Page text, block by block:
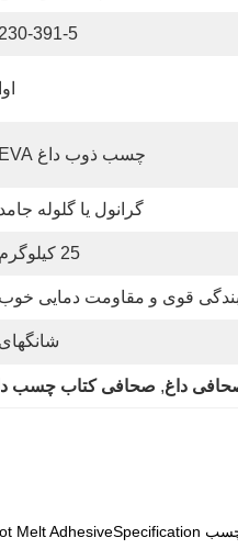
230-391-5
اوا
چسب ذوب داغ EVA
گرانول یا گلوله جامد
25 کیلوگرم
قوی و مقاومت دمایی خوب
شانگهای
, صحافی کتاب چسب داغ 9009-